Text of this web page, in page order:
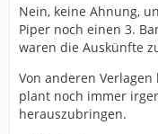
Nein, keine Ahnung,
Piper noch einen 3.
waren die Auskünfte
Von anderen
plant noch immer
herauszubringen.